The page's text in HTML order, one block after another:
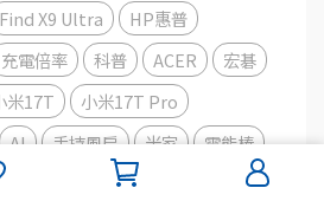
Find X9 Ultra
HP惠普
充電倍率 科普 ACER
宏碁
米17T
小米17T Pro
AI 手持風扇 米家
電能棒
Easy Link+PD 3.1